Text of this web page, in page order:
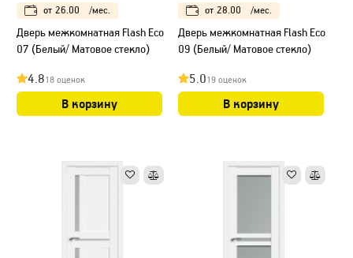
от 26.00 /мес.
Дверь межкомнатная Flash Eco
07 (Белый/ Матовое стекло)
4.818 оценок
В корзину
от 28.00 /мес.
Дверь межкомнатная Flash Eco
09 (Белый/ Матовое стекло)
5.019 оценок
В корзину